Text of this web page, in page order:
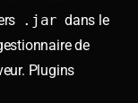
.jar dans le
de
Plugins